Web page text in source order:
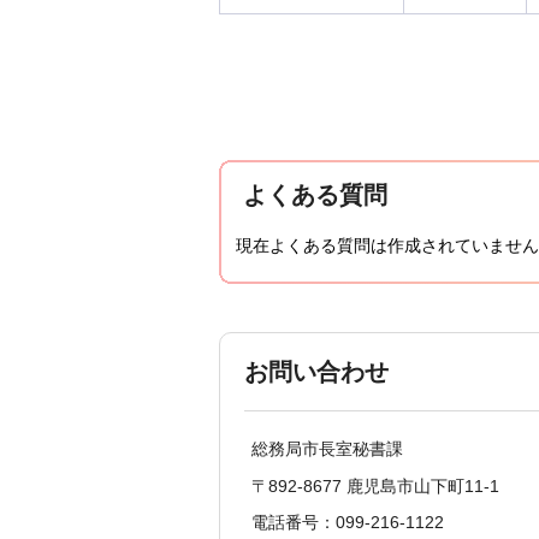
よくある質問
現在よくある質問は作成されていませ
お問い合わせ
総務局市長室秘書課
〒892-8677 鹿児島市山下町11-1
電話番号：099-216-1122